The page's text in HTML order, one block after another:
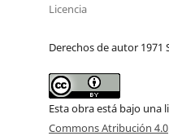
Licencia
Derechos de autor
Esta obra está bajo una
Commons Atribución 4.0